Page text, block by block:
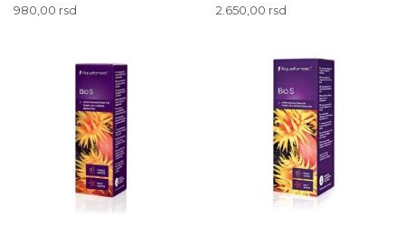
980,00 rsd 2.650,00 rsd